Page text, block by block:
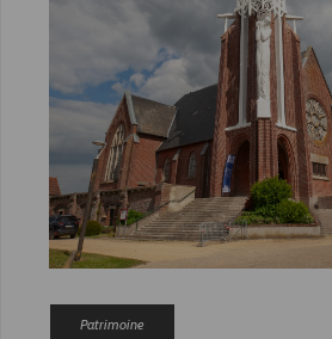
Patrimoine